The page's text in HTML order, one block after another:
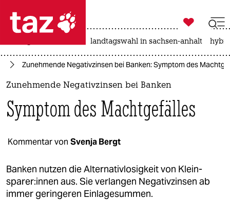
 taz zahl ich
taz zahl ich
politik
öko
gesellschaft
kultur

taz zahl ich
landtagswahl in sachsen-anhalt
Zunehmende Negativzinsen bei Banken: Symptom des
Zunehmende Negativzinsen bei Banken
Symptom des Machtgefälles
Kommentar von Svenja Bergt
Banken nutzen die Alternativlosigkeit von Klein­
spare­r:in­nen aus. Sie verlangen Negativzinsen ab
immer geringeren Einlagesummen.